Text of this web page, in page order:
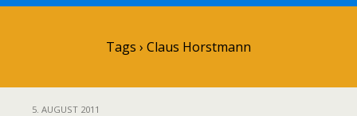
Tags › Claus Horstmann
5. AUGUST 2011